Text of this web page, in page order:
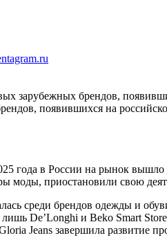
зарубежных брендов,
появившихся на
года в России на рынок
моды, приостановили свою
среди брендов одежды и
De’Longhi и Beko Smart
Jeans завершила развитие